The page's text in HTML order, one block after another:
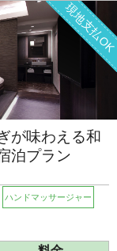
現地支払OK
が味わえる和
泊プラン
ハンドマッサージャー